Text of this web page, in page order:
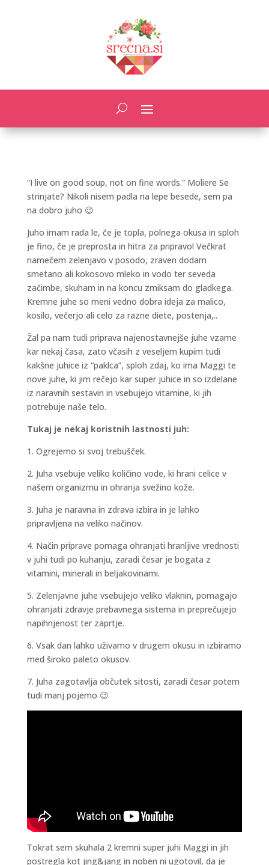
“I live on good soup, not on fine words.” Moliere Se
strinjate? Nikoli nisem padla na lepe besede, sem pa
na dobro juho 😉
Juho imam rada le, če je topla, polnega okusa in sploh
je fino, če je preprosta in hitra za pripravo! Večkrat
namečem zelenjavo v posodo, zraven dodam
smetano ali kokosovo mleko in vodo ter seveda
začimbe, skuham in na koncu zmiksam do gladkega.
Kremne juhe so meni vedno dobra ideja za malico,
kosilo, večerjo ali celo za razne diete, postenja,..
Žal pa nam tudi priprava najenostavnejše juhe vzame
kar nekaj časa, zato včasih z veseljem kupim tudi
kakšne juhice iz “paklca”, sploh zdaj, ko ima Maggi te
nove juhe, ki jim rečejo kar super juhice in so izdelane
iz naravnih sestavin in vsebujejo vitamine, ki jih
potrebuje naše telo.
Tukaj je nekaj koristnih lastnosti juh:
1. Ogrejemo si svoj trebušček.
2. Juha vsebuje veliko količino vode, ki hrani celice v
našem organizmu in ohranja svežino kože.
3. Juha je naravna in zdrava izbira in je lahko
pripravljena na veliko načinov.
4. Način priprave pomaga ohranjati hranljive vrednosti
v juhi tudi po kuhanju, zaradi česar je bogata z
vitamini, minerali in beljakovinami.
5. Zelenjavne juhe vsebujejo veliko vlaknin, pomagajo
ohranjati zdravje prebavnega sistema in preprečujejo
napihnjenost ter zaprtje.
6. Vsak dan lahko uživamo v drugem okusu in izbiramo
med široko paleto okusov.
7. Juha zagotavlja občutek sitosti, zaradi česar potem
tudi manj pojemo 😉
Tokrat sem skuhala 2 kremni super juhi Maggi in jih
postregla kot jing&jang in noben ni ugotovil, da je